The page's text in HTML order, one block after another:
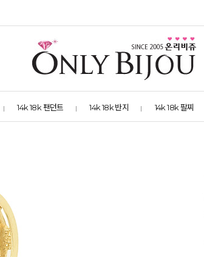
14k 18k 팬던트 14k 18k 반지 14k 18k 팔찌